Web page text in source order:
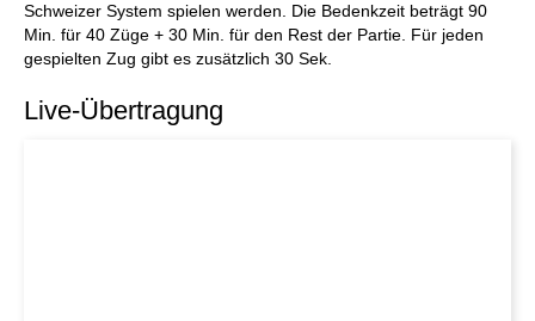
Schweizer System spielen werden. Die Bedenkzeit beträgt 90
Min. für 40 Züge + 30 Min. für den Rest der Partie. Für jeden
gespielten Zug gibt es zusätzlich 30 Sek.
Live-Übertragung